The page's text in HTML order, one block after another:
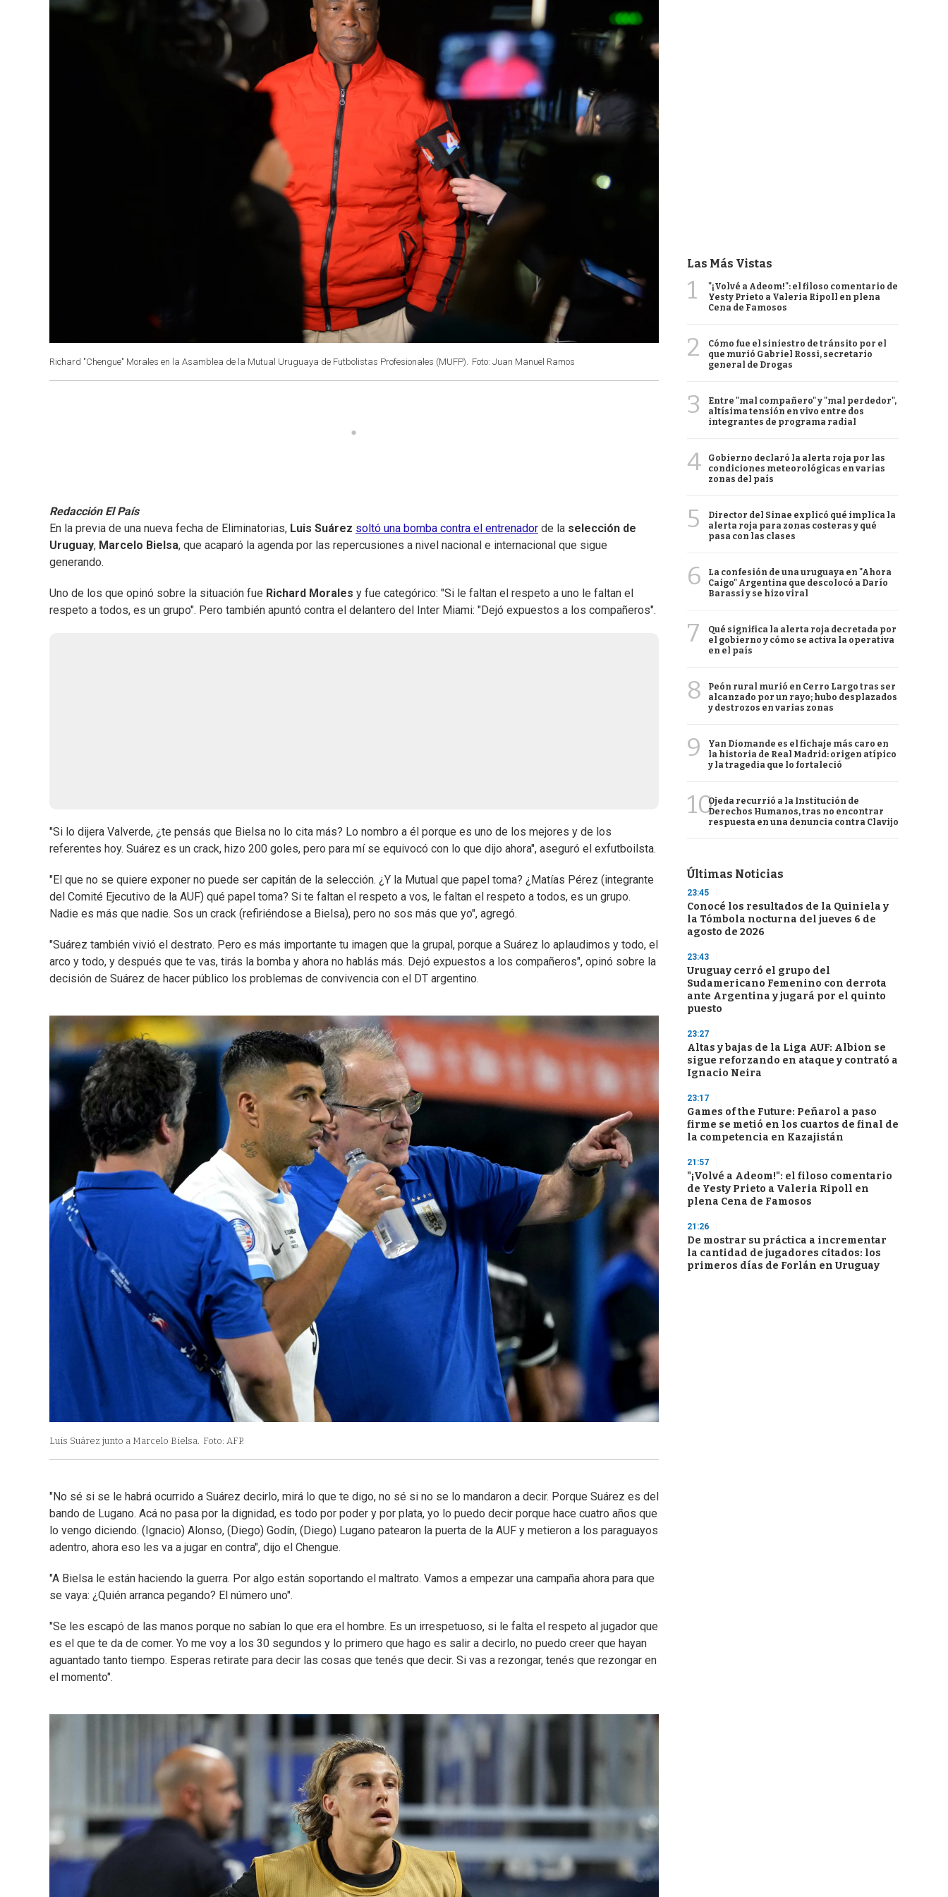
Richard "Chengue" Morales en la Asamblea de la Mutual Uruguaya de Futbolistas Profesionales (MUFP). Foto: Juan Manuel Ramos
Redacción El País
En la previa de una nueva fecha de Eliminatorias, Luis Suárez soltó una bomba contra el entrenador de la selección de
Uruguay, Marcelo Bielsa, que acaparó la agenda por las repercusiones a nivel nacional e internacional que sigue
generando.
Uno de los que opinó sobre la situación fue Richard Morales y fue categórico: "Si le faltan el respeto a uno le faltan el
respeto a todos, es un grupo". Pero también apuntó contra el delantero del Inter Miami: "Dejó expuestos a los compañeros".
"Si lo dijera Valverde, ¿te pensás que Bielsa no lo cita más? Lo nombro a él porque es uno de los mejores y de los
referentes hoy. Suárez es un crack, hizo 200 goles, pero para mí se equivocó con lo que dijo ahora", aseguró el exfutboilsta.
"El que no se quiere exponer no puede ser capitán de la selección. ¿Y la Mutual que papel toma? ¿Matías Pérez (integrante
del Comité Ejecutivo de la AUF) qué papel toma? Si te faltan el respeto a vos, le faltan el respeto a todos, es un grupo.
Nadie es más que nadie. Sos un crack (refiriéndose a Bielsa), pero no sos más que yo", agregó.
"Suárez también vivió el destrato. Pero es más importante tu imagen que la grupal, porque a Suárez lo aplaudimos y todo, el
arco y todo, y después que te vas, tirás la bomba y ahora no hablás más. Dejó expuestos a los compañeros", opinó sobre la
decisión de Suárez de hacer público los problemas de convivencia con el DT argentino.
Luis Suárez junto a Marcelo Bielsa. Foto: AFP.
"No sé si se le habrá ocurrido a Suárez decirlo, mirá lo que te digo, no sé si no se lo mandaron a decir. Porque Suárez es del
bando de Lugano. Acá no pasa por la dignidad, es todo por poder y por plata, yo lo puedo decir porque hace cuatro años que
lo vengo diciendo. (Ignacio) Alonso, (Diego) Godín, (Diego) Lugano patearon la puerta de la AUF y metieron a los paraguayos
adentro, ahora eso les va a jugar en contra", dijo el Chengue.
"A Bielsa le están haciendo la guerra. Por algo están soportando el maltrato. Vamos a empezar una campaña ahora para que
se vaya: ¿Quién arranca pegando? El número uno".
"Se les escapó de las manos porque no sabían lo que era el hombre. Es un irrespetuoso, si le falta el respeto al jugador que
es el que te da de comer. Yo me voy a los 30 segundos y lo primero que hago es salir a decirlo, no puedo creer que hayan
aguantado tanto tiempo. Esperas retirate para decir las cosas que tenés que decir. Si vas a rezongar, tenés que rezongar en
el momento".
Las Más Vistas
1
"¡Volvé a Adeom!": el filoso comentario de
Yesty Prieto a Valeria Ripoll en plena
Cena de Famosos
2
Cómo fue el siniestro de tránsito por el
que murió Gabriel Rossi, secretario
general de Drogas
3
Entre "mal compañero" y "mal perdedor",
altísima tensión en vivo entre dos
integrantes de programa radial
4
Gobierno declaró la alerta roja por las
condiciones meteorológicas en varias
zonas del país
5
Director del Sinae explicó qué implica la
alerta roja para zonas costeras y qué
pasa con las clases
6
La confesión de una uruguaya en "Ahora
Caigo" Argentina que descolocó a Darío
Barassi y se hizo viral
7
Qué significa la alerta roja decretada por
el gobierno y cómo se activa la operativa
en el país
8
Peón rural murió en Cerro Largo tras ser
alcanzado por un rayo; hubo desplazados
y destrozos en varias zonas
9
Yan Diomande es el fichaje más caro en
la historia de Real Madrid: origen atípico
y la tragedia que lo fortaleció
10Ojeda recurrió a la Institución de
Derechos Humanos, tras no encontrar
respuesta en una denuncia contra Clavijo
Últimas Noticias
23:45
Conocé los resultados de la Quiniela y
la Tómbola nocturna del jueves 6 de
agosto de 2026
23:43
Uruguay cerró el grupo del
Sudamericano Femenino con derrota
ante Argentina y jugará por el quinto
puesto
23:27
Altas y bajas de la Liga AUF: Albion se
sigue reforzando en ataque y contrató a
Ignacio Neira
23:17
Games of the Future: Peñarol a paso
firme se metió en los cuartos de final de
la competencia en Kazajistán
21:57
"¡Volvé a Adeom!": el filoso comentario
de Yesty Prieto a Valeria Ripoll en
plena Cena de Famosos
21:26
De mostrar su práctica a incrementar
la cantidad de jugadores citados: los
primeros días de Forlán en Uruguay